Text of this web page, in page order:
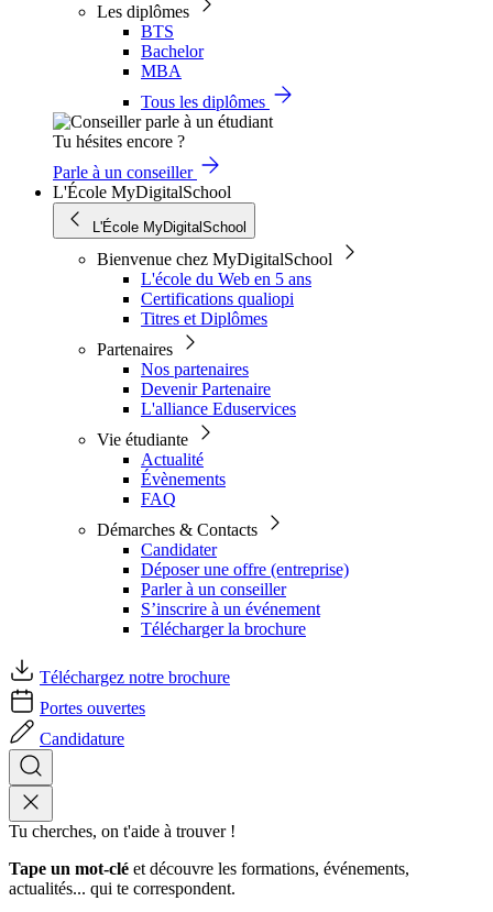
Les diplômes
BTS
Bachelor
MBA
Tous les diplômes
Tu hésites encore ?
Parle à un conseiller
L'École MyDigitalSchool
L'École MyDigitalSchool
Bienvenue chez MyDigitalSchool
L'école du Web en 5 ans
Certifications qualiopi
Titres et Diplômes
Partenaires
Nos partenaires
Devenir Partenaire
L'alliance Eduservices
Vie étudiante
Actualité
Évènements
FAQ
Démarches & Contacts
Candidater
Déposer une offre (entreprise)
Parler à un conseiller
S’inscrire à un événement
Télécharger la brochure
Téléchargez notre brochure
Portes ouvertes
Candidature
Tu cherches, on t'aide à trouver !
Tape un mot-clé et découvre les formations, événements,
actualités... qui te correspondent.